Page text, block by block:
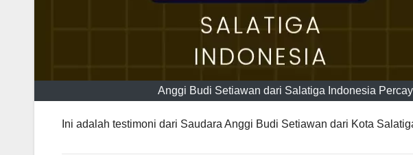
Anggi Budi Setiawan dari Salatiga Indonesia
Ini adalah testimoni dari Saudara Anggi Budi Setiawan dari Kota